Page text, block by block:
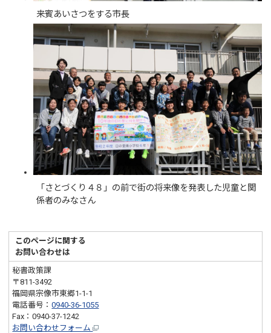
来賓あいさつをする市長
「さとづくり４８」の前で街の将来像を発表した児童と関
係者のみなさん
このページに関する
お問い合わせは
秘書政策課
〒811-3492
福岡県宗像市東郷1-1-1
電話番号：0940-36-1055
Fax：0940-37-1242
お問い合わせフォーム